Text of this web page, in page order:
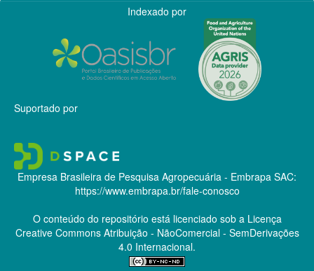
Indexado por
Suportado por
Empresa Brasileira de Pesquisa Agropecuária - Embrapa SAC:
https://www.embrapa.br/fale-conosco
O conteúdo do repositório está licenciado sob a Licença
Creative CommonsAtribuição - NãoComercial - SemDerivações
4.0 Internacional.